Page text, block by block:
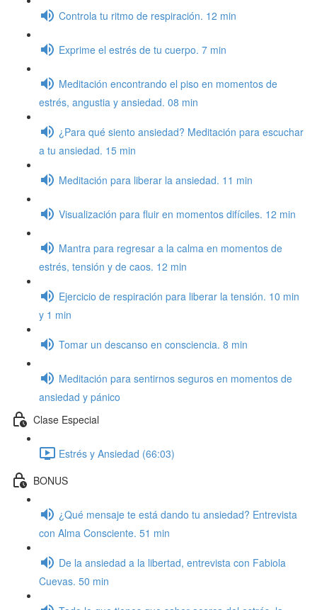
Controla tu ritmo de respiración. 12 min
Exprime el estrés de tu cuerpo. 7 min
Meditación encontrando el piso en momentos de
estrés, angustia y ansiedad. 08 min
¿Para qué siento ansiedad? Meditación para escuchar
a tu ansiedad. 15 min
Meditación para liberar la ansiedad. 11 min
Visualización para fluir en momentos difíciles. 12 min
Mantra para regresar a la calma en momentos de
estrés, tensión y de caos. 12 min
Ejercicio de respiración para liberar la tensión. 10 min
y 1 min
Tomar un descanso en consciencia. 8 min
Meditación para sentirnos seguros en momentos de
ansiedad y pánico
Clase Especial
Estrés y Ansiedad (66:03)
BONUS
¿Qué mensaje te está dando tu ansiedad? Entrevista
con Alma Consciente. 51 min
De la ansiedad a la libertad, entrevista con Fabiola
Cuevas. 50 min